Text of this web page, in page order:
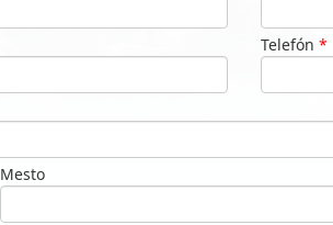
Telefón *
Mesto